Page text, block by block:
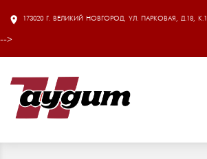
173020 Г. ВЕЛИКИЙ НОВГОРОД, УЛ. ПАРКОВАЯ, Д.18, К.1
-->